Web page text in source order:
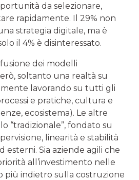
da selezionare,
rapidamente. Il 29% non
strategia digitale, ma è
il 4% è disinteressato.
dei modelli
soltanto una realtà su
lavorando su tutti gli
e pratiche, cultura e
ecosistema). Le altre
“tradizionale”, fondato su
linearità e stabilità
esterni. Sia aziende agili che
all’investimento nelle
più indietro sulla costruzione